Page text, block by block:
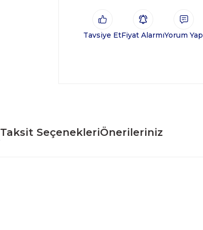
Tavsiye EtFiyat AlarmıYorum Yap
Taksit SeçenekleriÖnerileriniz